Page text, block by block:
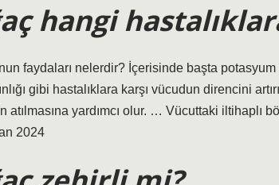
hangi
faydaları nelerdir? İçerisinde başta
gibi hastalıklara karşı vücudun direncini
atılmasına yardımcı olur. … Vücuttaki iltihaplı
2024